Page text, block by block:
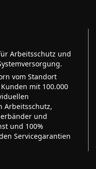
Arbeitsschutz und
vom Standort
mit 100.000
Arbeitsschutz,
und
und 100%
Servicegarantien